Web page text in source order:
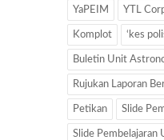
YaPEIM YTL
Komplot ‘kes
Buletin Unit
Rujukan Laporan
Petikan Slide
Slide Pembelajaran